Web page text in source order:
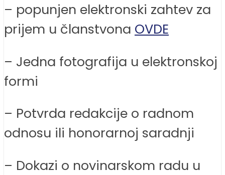
– popunjen elektronski zahtev za
prijem u članstvona OVDE
– Jedna fotografija u elektronskoj
formi
– Potvrda redakcije o radnom
odnosu ili honorarnoj saradnji
– Dokazi o novinarskom radu u